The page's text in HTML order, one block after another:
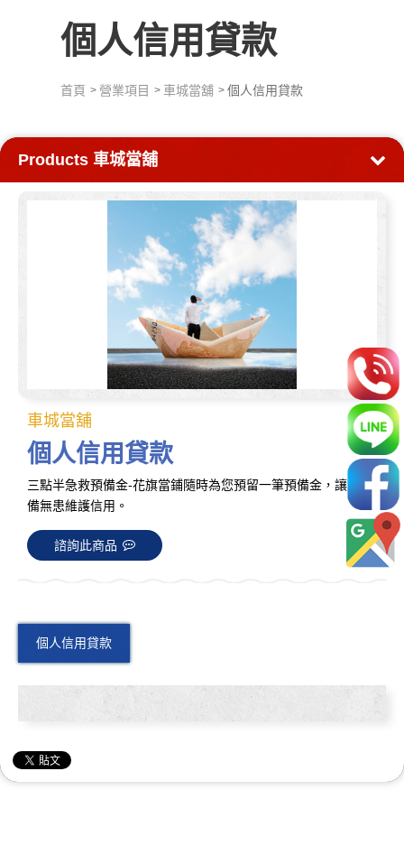
個人信用貸款
首頁 營業項目 車城當舖 個人信用貸款
Products 車城當舖
車城當舖
個人信用貸款
三點半急救預備金-花旗當鋪隨時為您預留一筆預備金，讓您有
備無患維護信用。
諮詢此商品
個人信用貸款